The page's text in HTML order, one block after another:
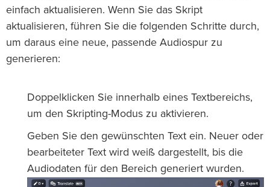
einfach aktualisieren. Wenn Sie das Skript
aktualisieren, führen Sie die folgenden Schritte durch,
um daraus eine neue, passende Audiospur zu
generieren:
Doppelklicken Sie innerhalb eines Textbereichs,
um den Skripting-Modus zu aktivieren.
Geben Sie den gewünschten Text ein. Neuer oder
bearbeiteter Text wird weiß dargestellt, bis die
Audiodaten für den Bereich generiert wurden.